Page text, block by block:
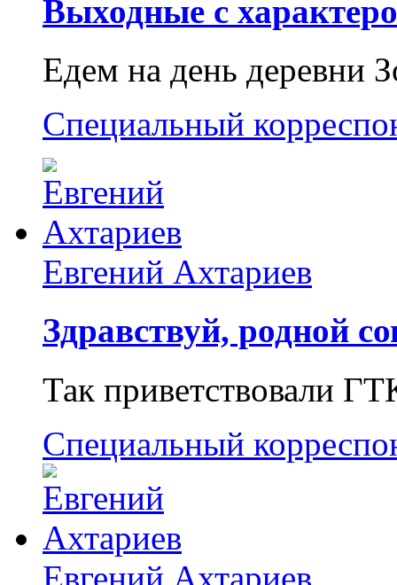
Выходные с
Едем на день деревни
Специальный
Евгений Ахтариев
Здравствуй, родной
Так приветствовали
Специальный
Евгений Ахтариев